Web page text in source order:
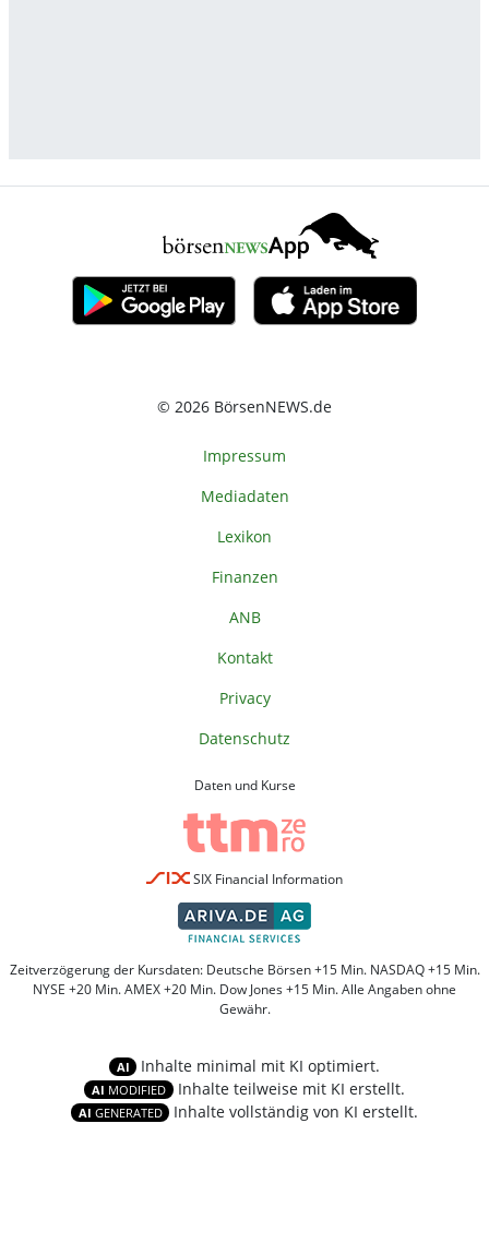
© 2026 BörsenNEWS.de
Impressum
Mediadaten
Lexikon
Finanzen
ANB
Kontakt
Privacy
Datenschutz
Daten und Kurse
SIX Financial Information
Zeitverzögerung der Kursdaten: Deutsche Börsen +15 Min. NASDAQ +15 Min.
NYSE +20 Min. AMEX +20 Min. Dow Jones +15 Min. Alle Angaben ohne
Gewähr.
AI Inhalte minimal mit KI optimiert.
AI MODIFIED Inhalte teilweise mit KI erstellt.
AI GENERATED Inhalte vollständig von KI erstellt.